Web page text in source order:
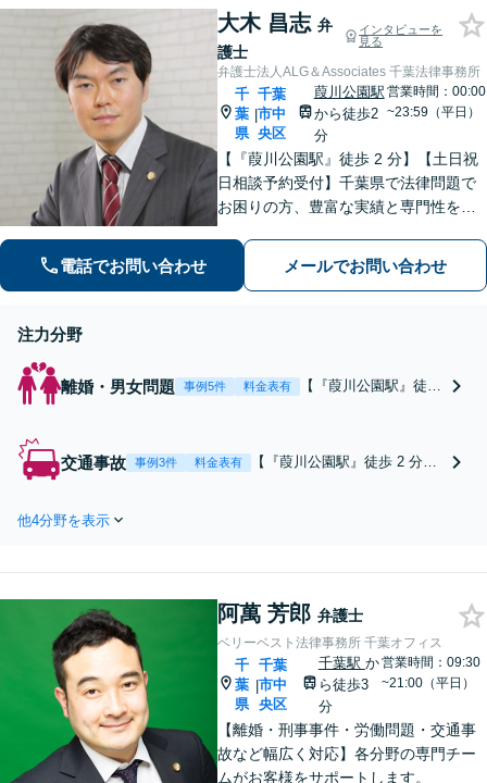
問題に強い弁護士。◉
オンライン相談可◉
面的にサポート◉オンライ
ン相談可◉ 【千葉駅徒歩13
分】
大木 昌志 弁
護士
インタビューを
見る
弁護士法人ALG＆Associates 千葉法律事務所
千
葉
県
|
千葉
市中
央区
葭川公園駅
から徒歩2
分
営業時間：00:00
~23:59（平日）
【『葭川公園駅』徒歩 2 分】【土日祝
日相談予約受付】千葉県で法律問題で
お困りの方、豊富な実績と専門性を持
す。どうぞお気軽にご相談ください。
電話でお問い合わせ メールでお問い合わせ
注力分野
離婚・男女問題 事例5件 料金表有
【『葭川公園駅』徒歩
｜土日祝日相談予約受
付｜WEB相談可能】
交通事故 事例3件 料金表有
【『葭川公園駅』徒歩 2 分】
せください
他4分野を表示
阿萬 芳郎 弁護士
ベリーベスト法律事務所 千葉オフィス
千
葉
県
|
千葉
市中
央区
千葉駅 か
ら徒歩3
分
営業時間：09:30
~21:00（平日）
【離婚・刑事事件・労働問題・交通事
故など幅広く対応】各分野の専門チー
ムがお客様をサポートします。